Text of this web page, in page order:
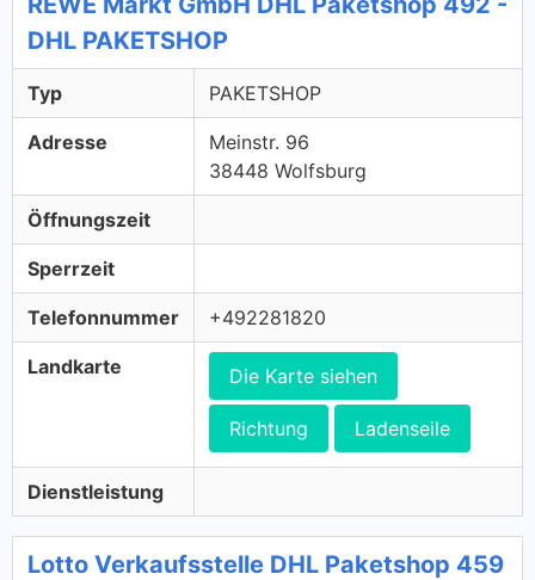
DHL PAKETSHOP
Typ PAKETSHOP
Adresse
Meinstr. 96
38448 Wolfsburg
Öffnungszeit
Sperrzeit
Telefonnummer +492281820
Landkarte Die Karte siehen
Richtung Ladenseile
Dienstleistung
Lotto Verkaufsstelle DHL Paketshop 459